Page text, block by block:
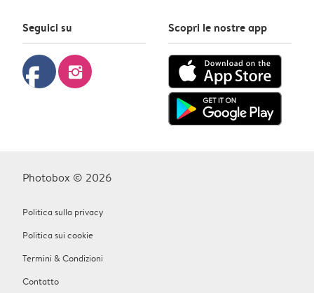
Seguici su
facebook instagram
Scopri le nostre app
Photobox © 2026
Politica sulla privacy
Politica sui cookie
Termini & Condizioni
Contatto